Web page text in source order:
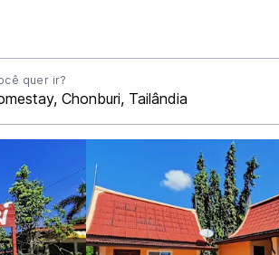
quer ir?